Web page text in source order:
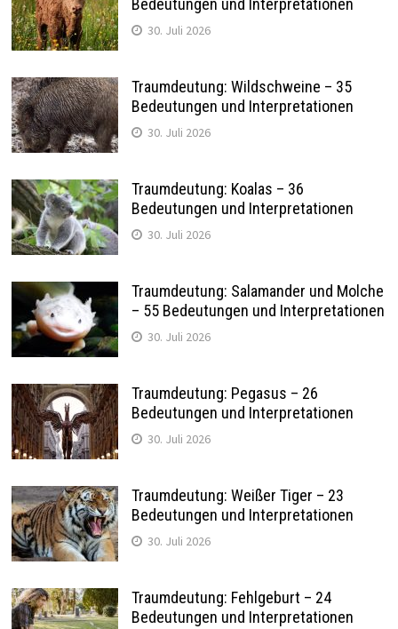
Bedeutungen und Interpretationen
30. Juli 2026
Traumdeutung: Wildschweine – 35
Bedeutungen und Interpretationen
30. Juli 2026
Traumdeutung: Koalas – 36
Bedeutungen und Interpretationen
30. Juli 2026
Traumdeutung: Salamander und Molche
– 55 Bedeutungen und Interpretationen
30. Juli 2026
Traumdeutung: Pegasus – 26
Bedeutungen und Interpretationen
30. Juli 2026
Traumdeutung: Weißer Tiger – 23
Bedeutungen und Interpretationen
30. Juli 2026
Traumdeutung: Fehlgeburt – 24
Bedeutungen und Interpretationen